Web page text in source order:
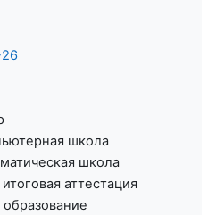
школа
школа
аттестация